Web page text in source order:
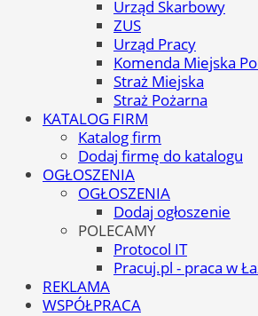
Urząd Skarbowy
ZUS
Urząd Pracy
Komenda Miejska
Straż Miejska
Straż Pożarna
KATALOG FIRM
Katalog firm
Dodaj firmę do katalogu
OGŁOSZENIA
OGŁOSZENIA
Dodaj ogłoszenie
POLECAMY
Protocol IT
Pracuj.pl - praca w
REKLAMA
WSPÓŁPRACA